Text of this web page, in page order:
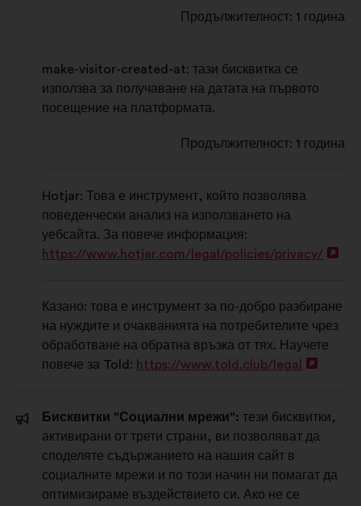
Продължителност: 1 година
make-visitor-created-at: тази бисквитка се
използва за получаване на датата на първото
посещение на платформата.
Продължителност: 1 година
Hotjar: Това е инструмент, който позволява
поведенчески анализ на използването на
уебсайта. За повече информация:
https://www.hotjar.com/legal/policies/privacy/
Казано: това е инструмент за по-добро разбиране
на нуждите и очакванията на потребителите чрез
обработване на обратна връзка от тях. Научете
повече за Told: https://www.told.club/legal
раздел
Бисквитки "Социални мрежи": тези бисквитки,
активирани от трети страни, ви позволяват да
споделяте съдържанието на нашия сайт в
социалните мрежи и по този начин ни помагат да
оптимизираме въздействието си. Ако не се